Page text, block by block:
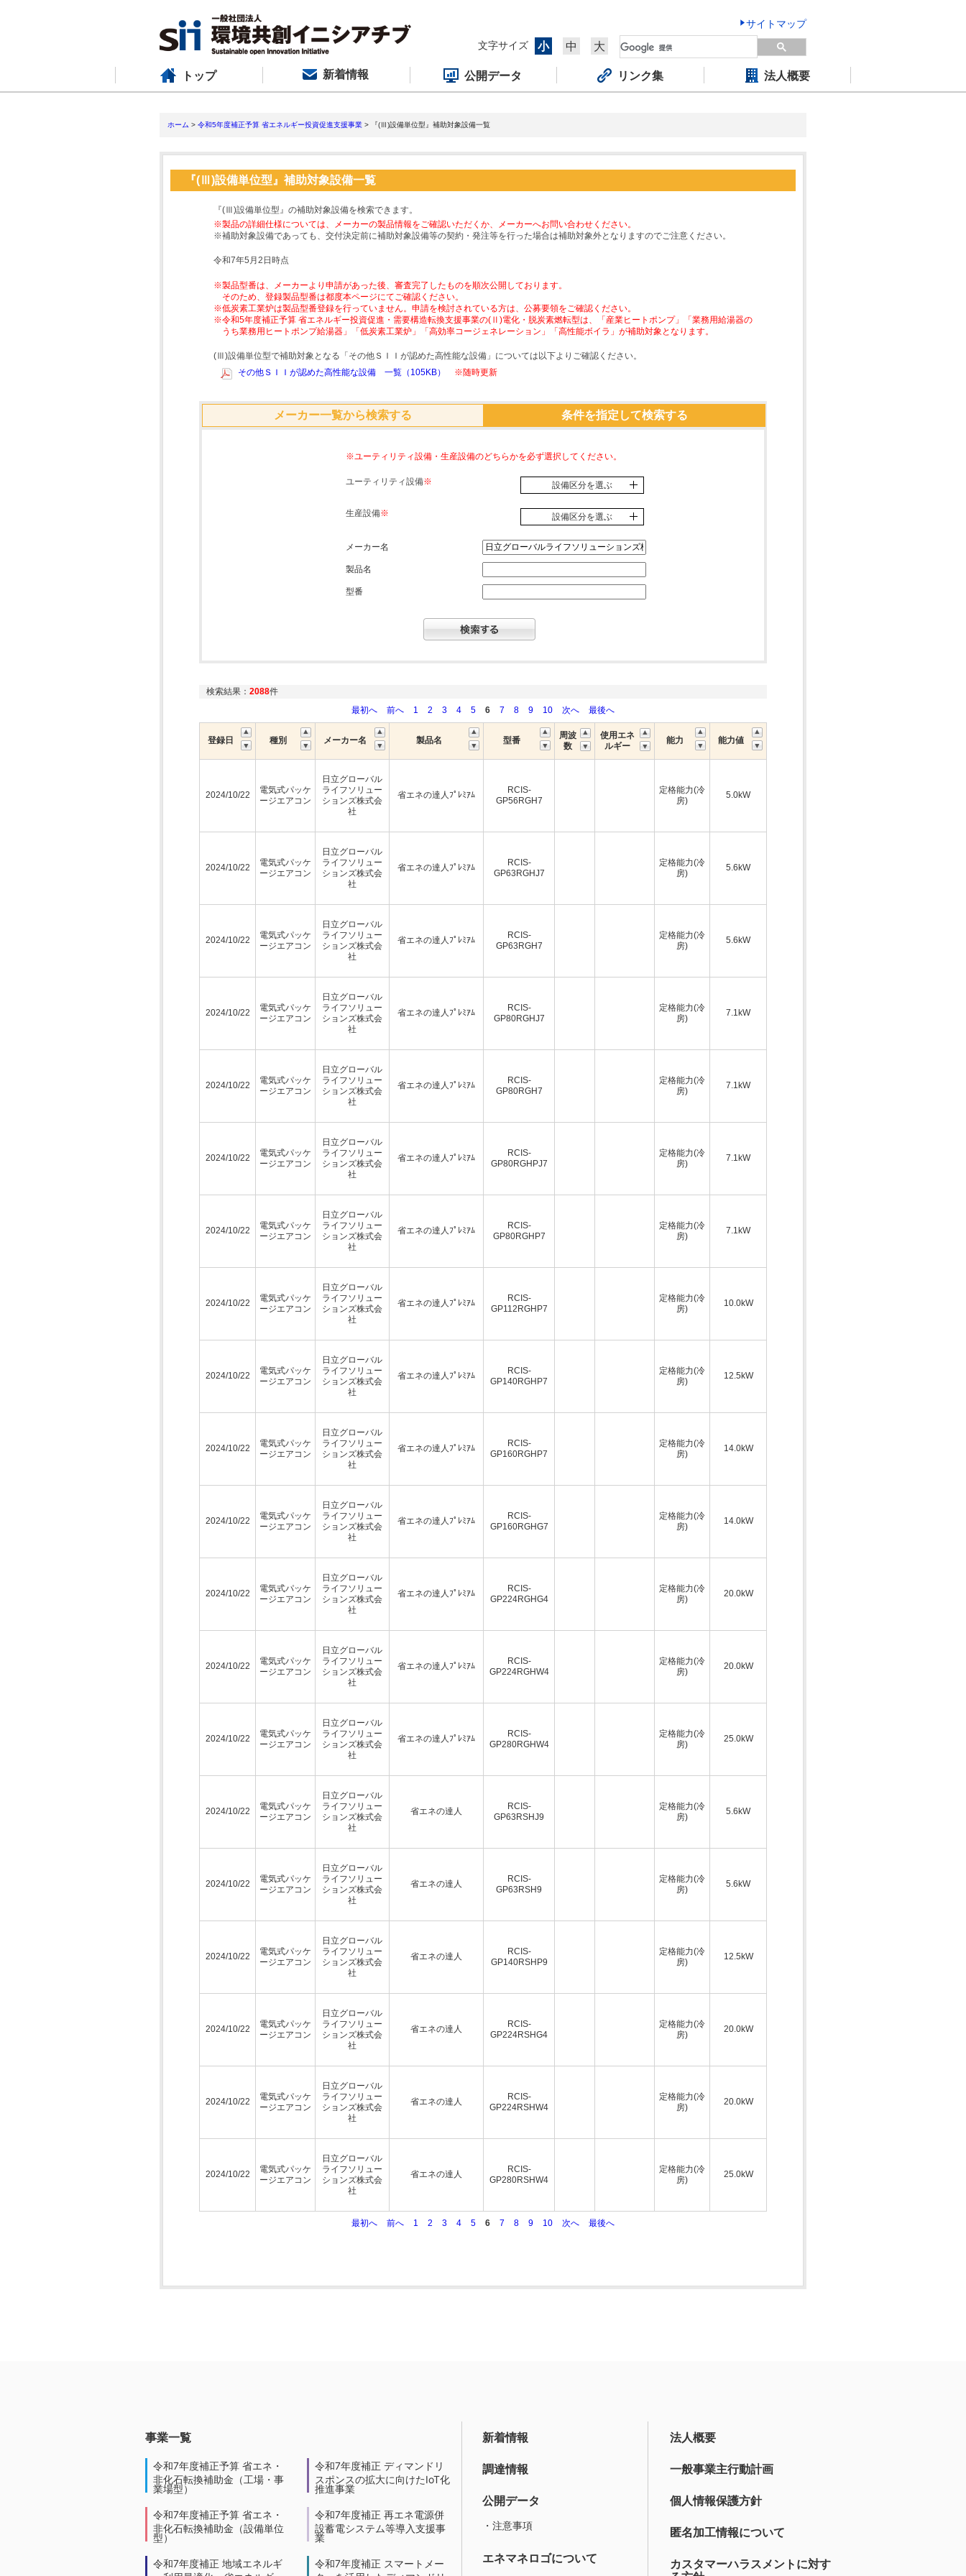
サイトマップ
文字サイズ
小 中 大
トップ 新着情報 公開データ リンク集 法人概要
ホーム > 令和5年度補正予算 省エネルギー投資促進支援事業 > 『(Ⅲ)設備単位型』補助対象設備一覧
『(Ⅲ)設備単位型』補助対象設備一覧
『(Ⅲ)設備単位型』の補助対象設備を検索できます。
※製品の詳細仕様については、メーカーの製品情報をご確認いただくか、メーカーへお問い合わせください。
※補助対象設備であっても、交付決定前に補助対象設備等の契約・発注等を行った場合は補助対象外となりますのでご注意ください。
令和7年5月2日時点
※製品型番は、メーカーより申請があった後、審査完了したものを順次公開しております。
そのため、登録製品型番は都度本ページにてご確認ください。
※低炭素工業炉は製品型番登録を行っていません。申請を検討されている方は、公募要領をご確認ください。
※令和5年度補正予算 省エネルギー投資促進・需要構造転換支援事業の(Ⅱ)電化・脱炭素燃転型は、「産業ヒートポンプ」「業務用給湯器の
うち業務用ヒートポンプ給湯器」「低炭素工業炉」「高効率コージェネレーション」「高性能ボイラ」が補助対象となります。
(Ⅲ)設備単位型で補助対象となる「その他ＳＩＩが認めた高性能な設備」については以下よりご確認ください。
その他ＳＩＩが認めた高性能な設備 一覧（105KB）
※随時更新
メーカー一覧から検索する 条件を指定して検索する
※ユーティリティ設備・生産設備のどちらかを必ず選択してください。
ユーティリティ設備※ 設備区分を選ぶ
生産設備※ 設備区分を選ぶ
メーカー名
製品名
型番
検索結果： 2088件
最初へ
前へ 1 2 3 4 5 6 7 8 9 10 次へ 最後へ
登録日 種別 メーカー名 製品名 型番
周波
数
使用エネ
ルギー
能力 能力値
2024/10/22
電気式パッケ
ージエアコン
日立グローバル
ライフソリュー
ションズ株式会
社
省エネの達人ﾌﾟﾚﾐｱﾑ
RCIS-
GP56RGH7
定格能力(冷
房)
5.0kW
2024/10/22
電気式パッケ
ージエアコン
日立グローバル
ライフソリュー
ションズ株式会
社
省エネの達人ﾌﾟﾚﾐｱﾑ
RCIS-
GP63RGHJ7
定格能力(冷
房)
5.6kW
2024/10/22
電気式パッケ
ージエアコン
日立グローバル
ライフソリュー
ションズ株式会
社
省エネの達人ﾌﾟﾚﾐｱﾑ
RCIS-
GP63RGH7
定格能力(冷
房)
5.6kW
2024/10/22
電気式パッケ
ージエアコン
日立グローバル
ライフソリュー
ションズ株式会
社
省エネの達人ﾌﾟﾚﾐｱﾑ
RCIS-
GP80RGHJ7
定格能力(冷
房)
7.1kW
2024/10/22
電気式パッケ
ージエアコン
日立グローバル
ライフソリュー
ションズ株式会
社
省エネの達人ﾌﾟﾚﾐｱﾑ
RCIS-
GP80RGH7
定格能力(冷
房)
7.1kW
2024/10/22
電気式パッケ
ージエアコン
日立グローバル
ライフソリュー
ションズ株式会
社
省エネの達人ﾌﾟﾚﾐｱﾑ
RCIS-
GP80RGHPJ7
定格能力(冷
房)
7.1kW
2024/10/22
電気式パッケ
ージエアコン
日立グローバル
ライフソリュー
ションズ株式会
社
省エネの達人ﾌﾟﾚﾐｱﾑ
RCIS-
GP80RGHP7
定格能力(冷
房)
7.1kW
2024/10/22
電気式パッケ
ージエアコン
日立グローバル
ライフソリュー
ションズ株式会
社
省エネの達人ﾌﾟﾚﾐｱﾑ
RCIS-
GP112RGHP7
定格能力(冷
房)
10.0kW
2024/10/22
電気式パッケ
ージエアコン
日立グローバル
ライフソリュー
ションズ株式会
社
省エネの達人ﾌﾟﾚﾐｱﾑ
RCIS-
GP140RGHP7
定格能力(冷
房)
12.5kW
2024/10/22
電気式パッケ
ージエアコン
日立グローバル
ライフソリュー
ションズ株式会
社
省エネの達人ﾌﾟﾚﾐｱﾑ
RCIS-
GP160RGHP7
定格能力(冷
房)
14.0kW
2024/10/22
電気式パッケ
ージエアコン
日立グローバル
ライフソリュー
ションズ株式会
社
省エネの達人ﾌﾟﾚﾐｱﾑ
RCIS-
GP160RGHG7
定格能力(冷
房)
14.0kW
2024/10/22
電気式パッケ
ージエアコン
日立グローバル
ライフソリュー
ションズ株式会
社
省エネの達人ﾌﾟﾚﾐｱﾑ
RCIS-
GP224RGHG4
定格能力(冷
房)
20.0kW
2024/10/22
電気式パッケ
ージエアコン
日立グローバル
ライフソリュー
ションズ株式会
社
省エネの達人ﾌﾟﾚﾐｱﾑ
RCIS-
GP224RGHW4
定格能力(冷
房)
20.0kW
2024/10/22
電気式パッケ
ージエアコン
日立グローバル
ライフソリュー
ションズ株式会
社
省エネの達人ﾌﾟﾚﾐｱﾑ
RCIS-
GP280RGHW4
定格能力(冷
房)
25.0kW
2024/10/22
電気式パッケ
ージエアコン
日立グローバル
ライフソリュー
ションズ株式会
社
省エネの達人
RCIS-
GP63RSHJ9
定格能力(冷
房)
5.6kW
2024/10/22
電気式パッケ
ージエアコン
日立グローバル
ライフソリュー
ションズ株式会
社
省エネの達人
RCIS-
GP63RSH9
定格能力(冷
房)
5.6kW
2024/10/22
電気式パッケ
ージエアコン
日立グローバル
ライフソリュー
ションズ株式会
社
省エネの達人
RCIS-
GP140RSHP9
定格能力(冷
房)
12.5kW
2024/10/22
電気式パッケ
ージエアコン
日立グローバル
ライフソリュー
ションズ株式会
社
省エネの達人
RCIS-
GP224RSHG4
定格能力(冷
房)
20.0kW
2024/10/22
電気式パッケ
ージエアコン
日立グローバル
ライフソリュー
ションズ株式会
社
省エネの達人
RCIS-
GP224RSHW4
定格能力(冷
房)
20.0kW
2024/10/22
電気式パッケ
ージエアコン
日立グローバル
ライフソリュー
ションズ株式会
社
省エネの達人
RCIS-
GP280RSHW4
定格能力(冷
房)
25.0kW
最初へ 前へ 1 2 3 4 5 6 7 8 9 10 次へ 最後へ
事業一覧
令和7年度補正予算 省エネ・
非化石転換補助金（工場・事
業場型）
令和7年度補正予算 省エネ・
非化石転換補助金（設備単位
型）
令和7年度補正 地域エネルギ
令和7年度補正 ディマンドリ
スポンスの拡大に向けたIoT化
推進事業
令和7年度補正 再エネ電源併
設蓄電システム等導入支援事
業
令和7年度補正 スマートメー
新着情報
調達情報
公開データ
・注意事項
エネマネロゴについて
法人概要
一般事業主行動計画
個人情報保護方針
匿名加工情報について
カスタマーハラスメントに対す